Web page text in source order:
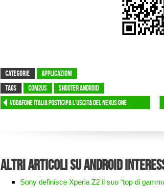
CATEGORIE
Applicazioni
TAGS
Com2Us
shooter android
Vodafone Italia posticipa l’uscita del Nexus One
Altri articoli su Android
Sony definisce Xperia Z2 il suo “top di